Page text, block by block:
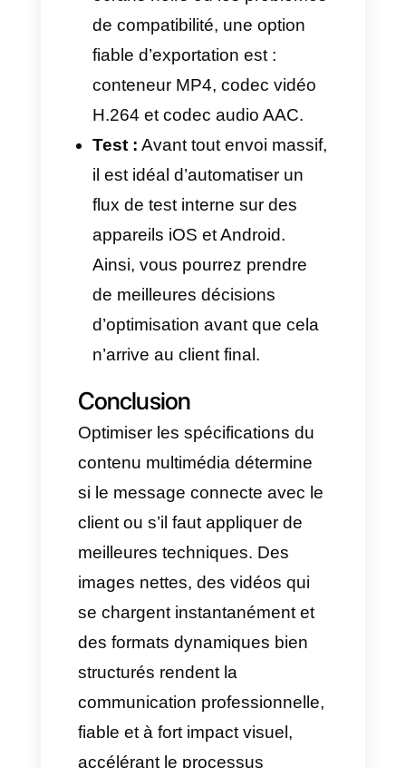
télécharger un fichier «
Document » qui peut nuire à la
continuité du processus
d’achat.
peut être réservée au service
client et au support, ou à la
finalisation d’une vente pour la
signature de documents,
etc.
Si un document PDF est trop
lourd, vous pouvez le
compresseroule diviser
plusieurs fichiers pour garantir
que l’utilisateur final puisse le
recevoir correctement.
Recommandations pour
les statuts selon les